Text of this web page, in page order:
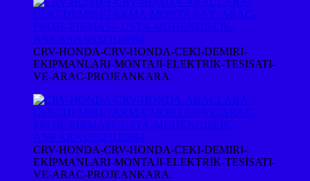
CRV-HONDA-CRV-HONDA-CEKI-DEMIRI-
EKIPMANLARI-MONTAJI-ELEKTRIK-TESISATI-
VE-ARAC-PROJEANKARA.
CRV-HONDA-CRV-HONDA-CEKI-DEMIRI-
EKİPMANLARI-MONTAJI-ELEKTRİK-TESİSATI-
VE-ARAC-PROJEANKARA.